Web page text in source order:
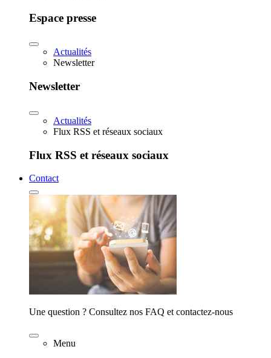
Espace presse
Actualités
Newsletter
Newsletter
Actualités
Flux RSS et réseaux sociaux
Flux RSS et réseaux sociaux
Contact
Une question ? Consultez nos FAQ et contactez-nous
Menu